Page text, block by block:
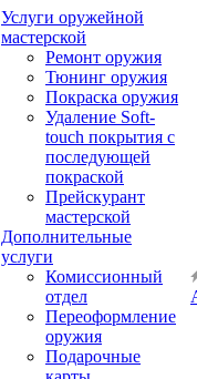
Услуги оружейной
мастерской
Ремонт оружия
Тюнинг оружия
Покраска оружия
Удаление Soft-
touch покрытия с
последующей
покраской
Прейскурант
мастерской
Дополнительные
услуги
Комиссионный
отдел
Переоформление
оружия
Подарочные